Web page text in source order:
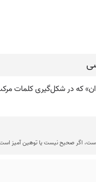
که در شکل‌گیری کلمات
اگر صحیح نیست یا توهین آمیز